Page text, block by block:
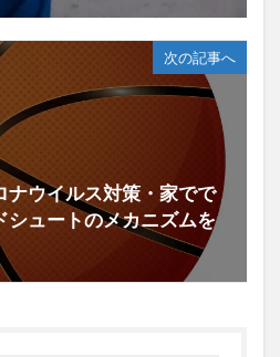
次の記事へ
ナウイルス対策・家でで
シュートのメカニズムを